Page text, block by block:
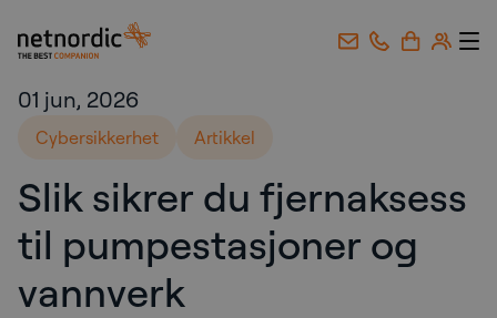
NetNordic Norway
01 jun, 2026
Cybersikkerhet Artikkel
Slik sikrer du fjernaksess
til pumpestasjoner og
vannverk